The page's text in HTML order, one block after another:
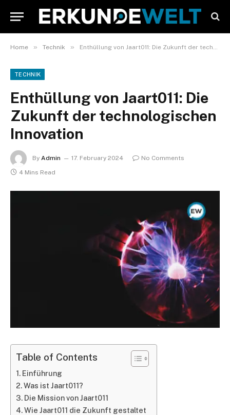
Home » Technik » Enthüllung von Jaart011: Die Zukunft der technologischen Innovation
TECHNIK
Enthüllung von Jaart011: Die
Zukunft der technologischen
Innovation
By Admin 17. February 2024
No Comments
4 Mins Read
Table of Contents
Einführung
Was ist Jaart011?
Die Mission von Jaart011
Wie Jaart011 die Zukunft gestaltet